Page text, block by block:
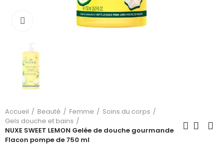
Cliquez pour agrandir
Accueil Beauté Femme
Soins du corps
Gels douche et bains
NUXE SWEET LEMON Gelée de douche gourmande
Flacon pompe de 750 ml